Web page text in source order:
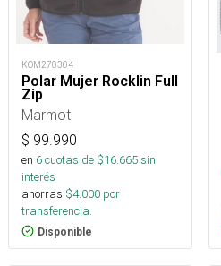
KOM270304
Polar Mujer Rocklin Full
Zip
Marmot
$ 99.990
en 6cuotas de $16.665sin
interés
ahorras $4.000 por
transferencia.
Disponible